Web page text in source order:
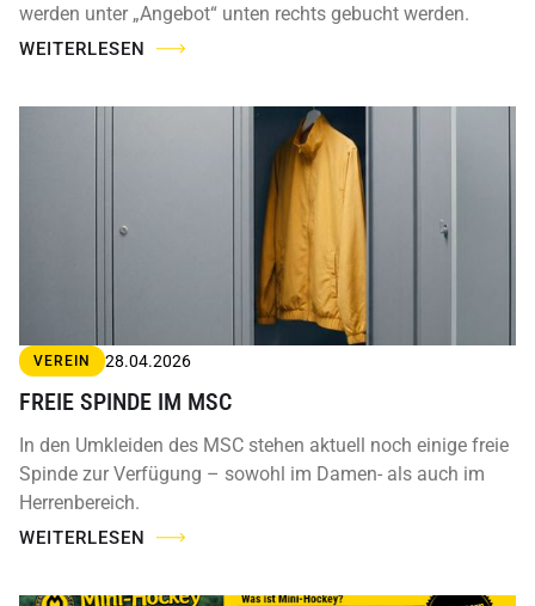
werden unter „Angebot“ unten rechts gebucht werden.
WEITERLESEN
VEREIN 28.04.2026
FREIE SPINDE IM MSC
In den Umkleiden des MSC stehen aktuell noch einige freie
Spinde zur Verfügung – sowohl im Damen- als auch im
Herrenbereich.
WEITERLESEN